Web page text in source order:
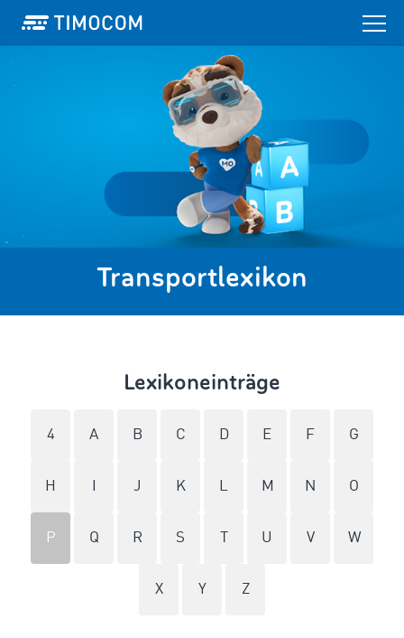
Transportlexikon
Lexikoneinträge
4 A B C D E F G
H J K L M N O
P Q R S U V W
X Y Z